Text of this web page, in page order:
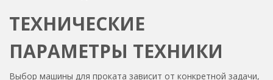
ТЕХНИЧЕСКИЕ
ПАРАМЕТРЫ ТЕХНИКИ
Выбор машины для проката зависит от конкретной задачи,